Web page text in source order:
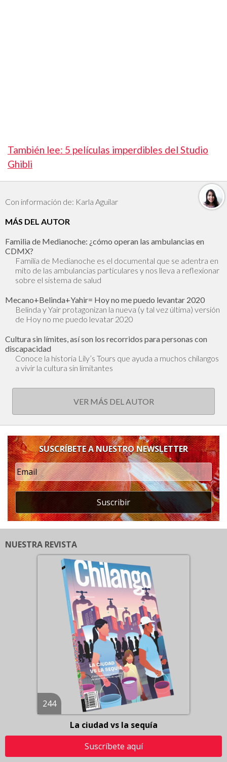
También lee: 5 películas imperdibles del Studio
Ghibli
Con información de: Karla Aguilar
MÁS DEL AUTOR
Familia de Medianoche: ¿cómo operan las ambulancias en
CDMX?
Familia de Medianoche es el documental que se adentra en
mito de las ambulancias particulares y nos lleva a reflexionar
sobre el sistema de salud
Mecano+Belinda+Yahir= Hoy no me puedo levantar 2020
Belinda y Yair protagonizan la nueva (y tal vez última) versión
de Hoy no me puedo levatar 2020
Cultura sin límites, así son los recorridos para personas con
discapacidad
Conoce la historia Lily’s Tours que ayuda a muchos chilangos
a vivir la cultura sin limitantes
VER MÁS DEL AUTOR
SUSCRÍBETE A NUESTRO NEWSLETTER
Suscribir
NUESTRA REVISTA
244
La ciudad vs la sequía
Suscríbete aquí